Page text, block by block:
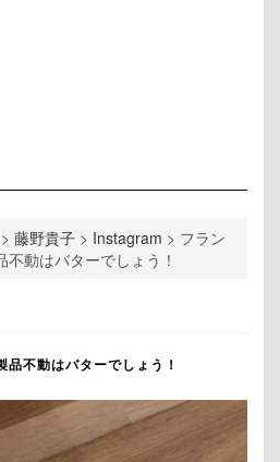
> 藤野貴子 > Instagram > フラン
動はバターでしょう！
不動はバターでしょう！